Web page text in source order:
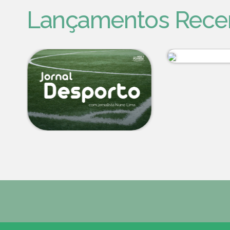
Lançamentos